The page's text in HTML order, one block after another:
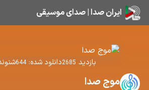
ایران صدا | صدای موسیقی
بازدید 2685دانلود شده: 644
موج صدا